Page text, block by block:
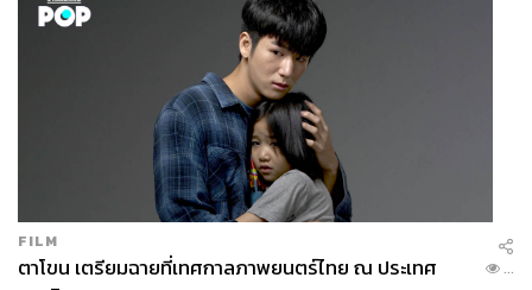
FILM
ตาโขน เตรียมฉายที่เทศกาลภาพยนตร์ไทย ณ ประเทศ
...